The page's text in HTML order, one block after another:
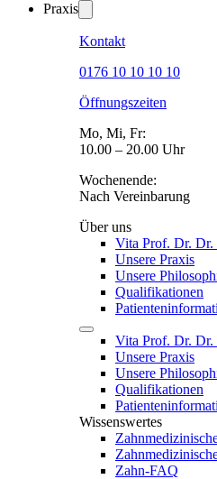
Praxis
Kontakt
0176 10 10 10 10
Öffnungszeiten
Mo, Mi, Fr:
10.00 – 20.00 Uhr
Wochenende:
Nach Vereinbarung
Über uns
Vita Prof. Dr. Dr.
Unsere Praxis
Unsere
Qualifikationen
Vita Prof. Dr. Dr.
Unsere Praxis
Unsere
Qualifikationen
Wissenswertes
Zahn-FAQ